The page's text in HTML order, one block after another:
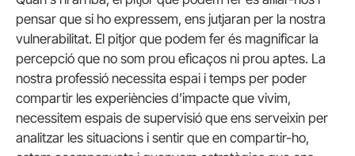
pensar que si ho expressem, ens jutjaran per la nostra
vulnerabilitat. El pitjor que podem fer és magnificar la
percepció que no som prou eficaços ni prou aptes. La
nostra professió necessita espai i temps per poder
compartir les experiències d’impacte que vivim,
necessitem espais de supervisió que ens serveixin per
analitzar les situacions i sentir que en compartir-ho,